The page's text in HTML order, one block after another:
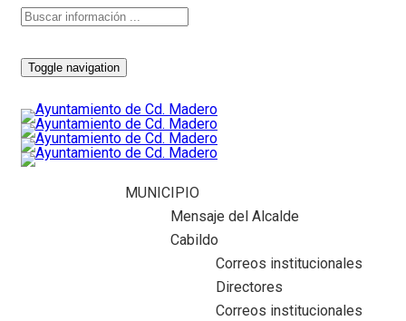
Toggle navigation
MUNICIPIO
Mensaje del Alcalde
Cabildo
Correos institucionales
Directores
Correos institucionales